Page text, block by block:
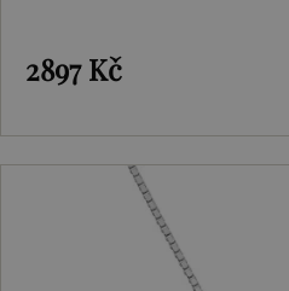
2897 Kč